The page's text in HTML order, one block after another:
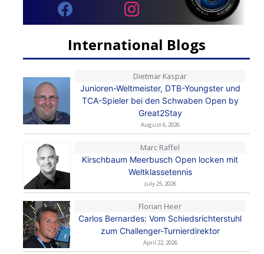
International Blogs
Dietmar Kaspar
Junioren-Weltmeister, DTB-Youngster und
TCA-Spieler bei den Schwaben Open by
Great2Stay
August 6, 2026
Marc Raffel
Kirschbaum Meerbusch Open locken mit
Weltklassetennis
July 25, 2026
Florian Heer
Carlos Bernardes: Vom Schiedsrichterstuhl
zum Challenger-Turnierdirektor
April 22, 2026